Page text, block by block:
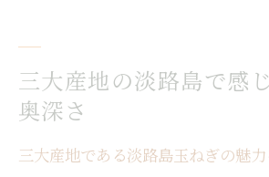
三大産地の淡路島で感
奥深さ
三大産地である淡路島玉ねぎの魅